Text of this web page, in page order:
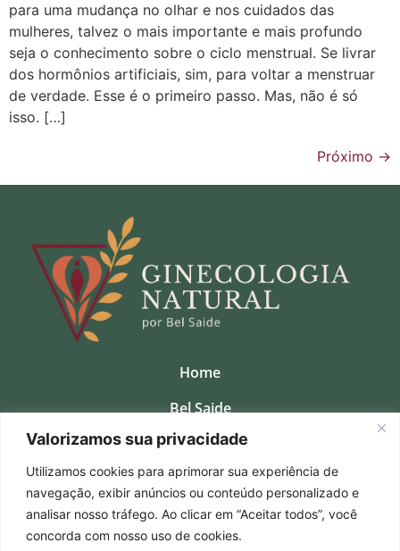
Valorizamos sua privacidade
Utilizamos cookies para aprimorar sua experiência de
navegação, exibir anúncios ou conteúdo personalizado e
analisar nosso tráfego. Ao clicar em “Aceitar todos”, você
concorda com nosso uso de cookies.
para uma mudança no olhar e nos cuidados das
mulheres, talvez o mais importante e mais profundo
seja o conhecimento sobre o ciclo menstrual. Se livrar
dos hormônios artificiais, sim, para voltar a menstruar
de verdade. Esse é o primeiro passo. Mas, não é só
isso. […]
Próximo →
Home
Bel Saide
Clinica
Consultas Presenciais
Cursos